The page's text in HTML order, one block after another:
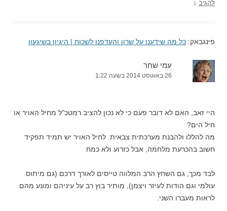
להגיב ↓
פינגבאק: כל מה שידענו על שרון והעדפנו לשכוח | היגיון בשיגעון
עמי שחר
26 באוגוסט 2014 בשעה 1:22
היי זאב, האם לא דובר פעם כי לא נכון להציב רמטכ"ל מחיל האויר או
חיל הים?
מה להללו ולהבנת מערכתית צבאית. לחיל האויר יש תמיד תפקיד
חשוב בהכרעת מלחמה, אבל כזרוע ולא כמח
לבד מכך, גם השחץ הרב המלווה טייסים לאורך דרכם (גם מיתוס
עולמי וגם הודות לעיזר ויצמן), מותיר בוץ רב על עיניהם ומונע מהם
לראות מעברו השני.